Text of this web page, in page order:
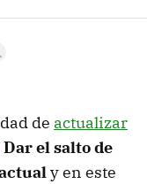
de actualizar
Dar el salto de
y en este